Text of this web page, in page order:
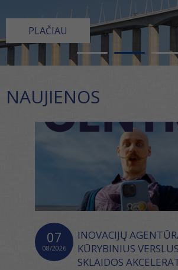
PLAČIAU
NAUJIENOS
07
08/2026
INOVACIJŲ
KŪRYBINIUS
SKLAIDOS